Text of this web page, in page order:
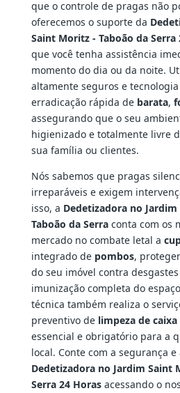
que o controle de pragas não
oferecemos o suporte da
Saint Moritz - Taboão da Serra
que você tenha assistência
momento do dia ou da noite.
altamente seguros e
erradicação rápida de barata,
assegurando que o seu
higienizado e totalmente livre
sua família ou clientes.
Nós sabemos que pragas
irreparáveis e exigem
isso, a Dedetizadora no
Taboão da Serraconta com os
mercado no combate letal a
integrado de pombos,
do seu imóvel contra
imunização completa do
técnica também realiza o
preventivo de limpeza de
essencial e obrigatório para a
local. Conte com a segurança
Dedetizadora no Jardim Saint
Serra 24 Horasacessando o